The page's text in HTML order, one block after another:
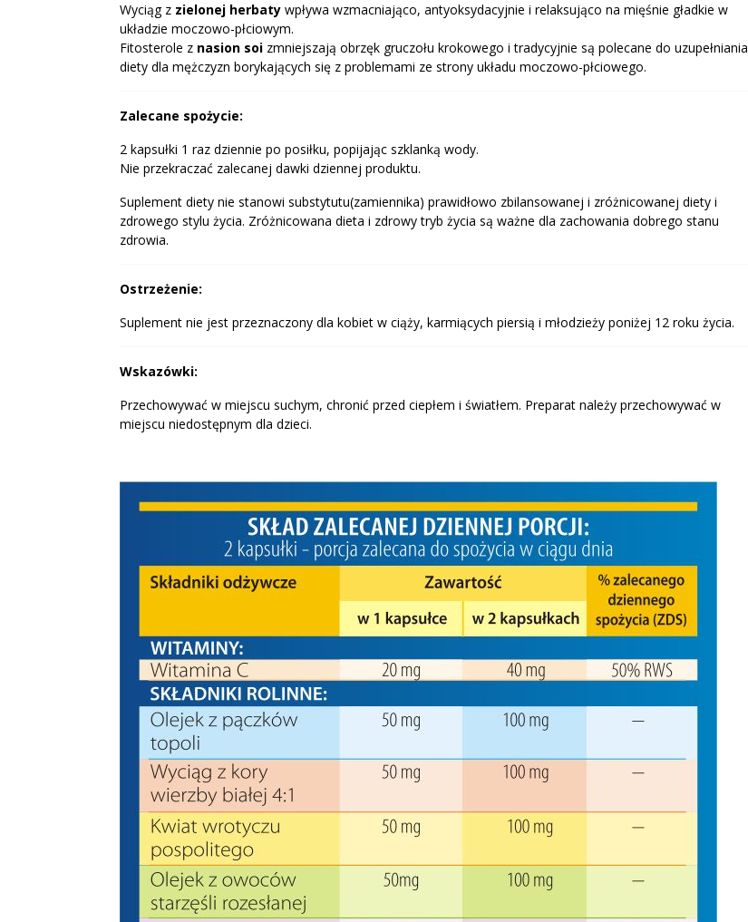
Wyciąg z zielonej herbaty wpływa wzmacniająco, antyoksydacyjnie i relaksująco na mięśnie gładkie w
układzie moczowo-płciowym.
Fitosterole z nasion soi zmniejszają obrzęk gruczołu krokowego i tradycyjnie są polecane do uzupełniania
diety dla mężczyzn borykających się z problemami ze strony układu moczowo-płciowego.
Zalecane spożycie:
2 kapsułki 1 raz dziennie po posiłku, popijając szklanką wody.
Nie przekraczać zalecanej dawki dziennej produktu.
Suplement diety nie stanowi substytutu(zamiennika) prawidłowo zbilansowanej i zróżnicowanej diety i
zdrowego stylu życia. Zróżnicowana dieta i zdrowy tryb życia są ważne dla zachowania dobrego stanu
zdrowia.
Ostrzeżenie:
Suplement nie jest przeznaczony dla kobiet w ciąży, karmiących piersią i młodzieży poniżej 12 roku życia.
Wskazówki:
Przechowywać w miejscu suchym, chronić przed ciepłem i światłem. Preparat należy przechowywać w
miejscu niedostępnym dla dzieci.